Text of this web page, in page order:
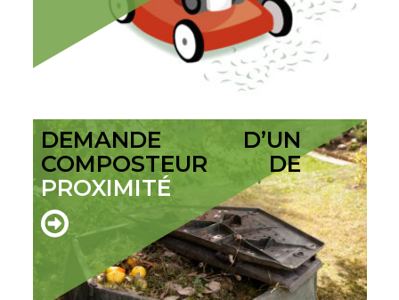
DEMANDE D’UN
COMPOSTEUR DE
PROXIMITÉ